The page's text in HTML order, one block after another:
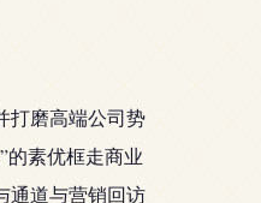
打磨高端公司势
的素优框走商业
通道与营销回访